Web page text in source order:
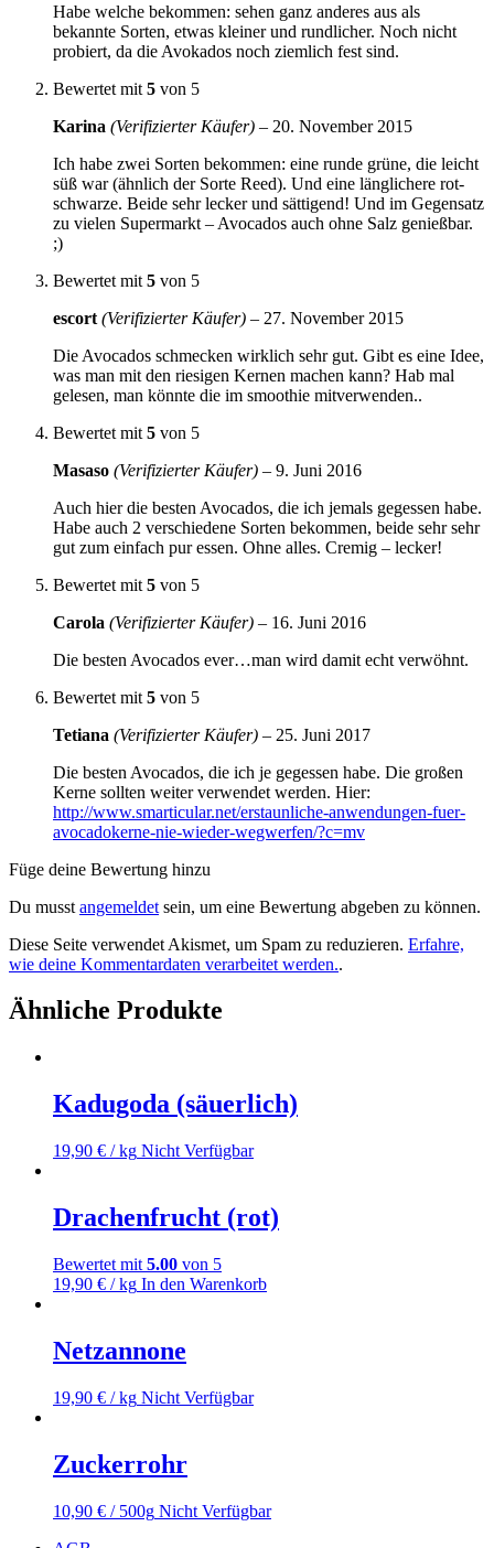
Habe welche bekommen: sehen ganz anderes aus als
bekannte Sorten, etwas kleiner und rundlicher. Noch nicht
probiert, da die Avokados noch ziemlich fest sind.
Bewertet mit 5 von 5
Karina (Verifizierter Käufer) – 20. November 2015
Ich habe zwei Sorten bekommen: eine runde grüne, die leicht
süß war (ähnlich der Sorte Reed). Und eine länglichere rot-
schwarze. Beide sehr lecker und sättigend! Und im Gegensatz
zu vielen Supermarkt – Avocados auch ohne Salz genießbar.
;)
Bewertet mit 5 von 5
escort (Verifizierter Käufer) – 27. November 2015
Die Avocados schmecken wirklich sehr gut. Gibt es eine Idee,
was man mit den riesigen Kernen machen kann? Hab mal
gelesen, man könnte die im smoothie mitverwenden..
Bewertet mit 5 von 5
Masaso (Verifizierter Käufer) – 9. Juni 2016
Auch hier die besten Avocados, die ich jemals gegessen habe.
Habe auch 2 verschiedene Sorten bekommen, beide sehr sehr
gut zum einfach pur essen. Ohne alles. Cremig – lecker!
Bewertet mit 5 von 5
Carola (Verifizierter Käufer) – 16. Juni 2016
Die besten Avocados ever…man wird damit echt verwöhnt.
Bewertet mit 5 von 5
Tetiana (Verifizierter Käufer) – 25. Juni 2017
Die besten Avocados, die ich je gegessen habe. Die großen
Kerne sollten weiter verwendet werden. Hier:
http://www.smarticular.net/erstaunliche-anwendungen-fuer-
avocadokerne-nie-wieder-wegwerfen/?c=mv
Füge deine Bewertung hinzu
Du musst angemeldet sein, um eine Bewertung abgeben zu können.
Diese Seite verwendet Akismet, um Spam zu reduzieren. Erfahre,
wie deine Kommentardaten verarbeitet werden..
Ähnliche Produkte
Kadugoda (säuerlich)
19,90 € / kg Nicht Verfügbar
Drachenfrucht (rot)
Bewertet mit 5.00 von 5
19,90 € / kg In den Warenkorb
Netzannone
19,90 € / kg Nicht Verfügbar
Zuckerrohr
10,90 € / 500g Nicht Verfügbar